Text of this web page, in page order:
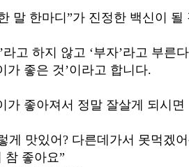
말 한마디”가 진정한 백신이 될
라고 하지 않고 ‘부자’라고 부른
가 좋은 것’이라고 합니다.
가 좋아져서 정말 잘살게 되시면
게 맛있어? 다른데가서 못먹겠
참 좋아요”